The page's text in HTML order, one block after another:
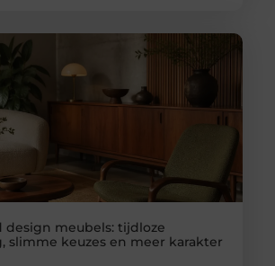
design meubels: tijdloze
slimme keuzes en meer karakter